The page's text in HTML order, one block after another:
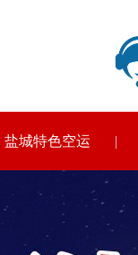
盐城特色空运